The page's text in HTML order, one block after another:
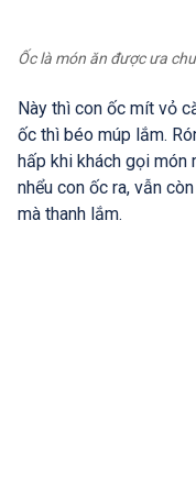
Ốc là món ăn được ưa
Này thì con ốc mít vỏ
ốc thì béo múp lắm.
hấp khi khách gọi món
nhểu con ốc ra, vẫn
mà thanh lắm.